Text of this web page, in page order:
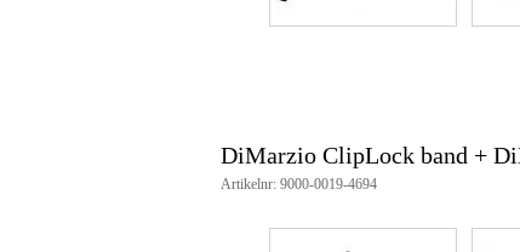
ClipLock systeem
DiMarzio ClipLock band +
Artikelnr: 9000-0019-4694